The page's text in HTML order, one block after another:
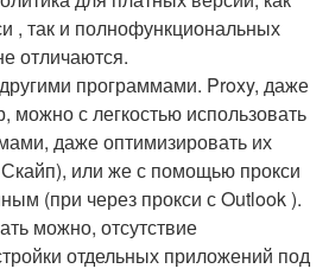
, так и полнофункциональных
отличаются.
программами. Proxy, даже
можно с легкостью использовать
даже оптимизировать их
или же с помощью прокси
(при через прокси с Outlook ).
можно, отсутствие
отдельных приложений под